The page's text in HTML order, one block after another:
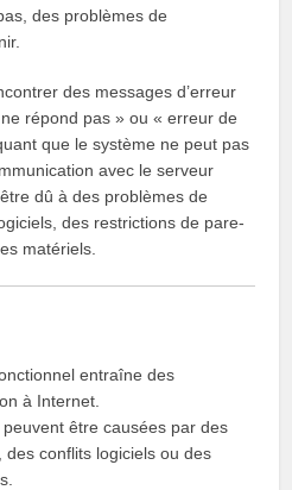
des problèmes de
des messages d’erreur
répond pas » ou « erreur de
que le système ne peut pas
avec le serveur
dû à des problèmes de
des restrictions de pare-
matériels.
entraîne des
à Internet.
être causées par des
conflits logiciels ou des